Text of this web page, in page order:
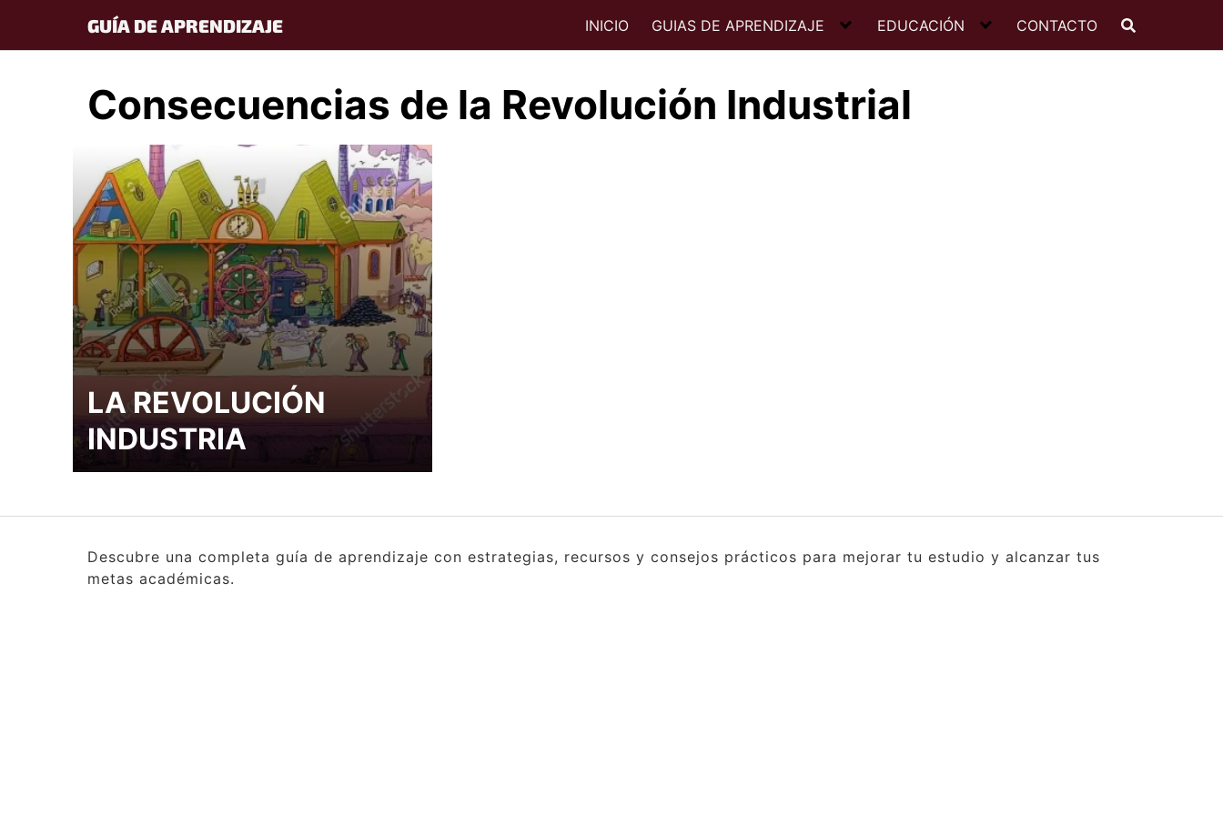
content
GUÍA DE APRENDIZAJE INICIO GUIAS DE APRENDIZAJE EDUCACIÓN CONTACTO
Consecuencias de la Revolución Industrial
LA REVOLUCIÓN
INDUSTRIA
Descubre una completa guía de aprendizaje con estrategias, recursos y consejos prácticos para mejorar tu estudio y alcanzar tus
metas académicas.